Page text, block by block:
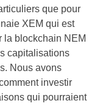
que pour
XEM qui est
la blockchain NEM
capitalisations
Nous avons
investir
qui pourraient